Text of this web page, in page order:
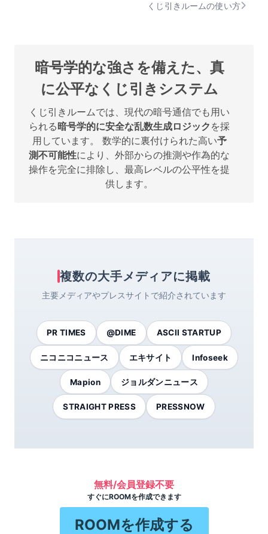
くじ引きルームの使い方
暗号学的な強さを備えた、真
に公平なくじ引きシステム
くじ引きルームでは、現代の暗号通信でも用い
られる暗号学的に安全な乱数生成ロジック を採
用しています。 数学的に裏付けられた高い予
測不可能性により、外部からの推測や作為的な
操作を完全に排除し、最高レベルの公平性を提
供します。
複数の大手メディアに掲載
主要メディアやプレスサイトで紹介されています
PR TIMES @DIME ASCII STARTUP
ニコニコニュース エキサイト Infoseek
Mapion ジョルダンニュース
STRAIGHT PRESS PRESSNOW
無料/会員登録不要
すぐにROOMを作成できます
ROOMを作成する